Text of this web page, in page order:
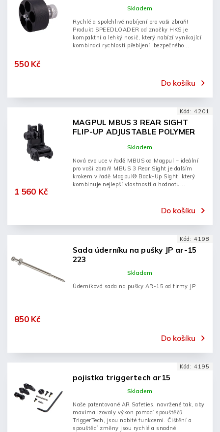
Skladem
550 Kč
Do košíku
Rychlé a spolehlivé nabíjení pro vaši zbraň!
Produkt SPEEDLOADER od značky HKS je
kompaktní a lehký nosič, který nabízí vynikající
kombinaci rychlosti přebíjení, bezpečného...
MAGPUL MBUS 3 REAR SIGHT
FLIP-UP ADJUSTABLE POLYMER
Skladem
1 560 Kč
Do košíku
Nová evoluce v řadě MBUS od Magpul – ideální
pro vaši zbraň! MBUS 3 Rear Sight je dalším
krokem v řadě Magpul® Back-Up Sight, který
kombinuje nejlepší vlastnosti a hodnotu...
Kód: 4201
Sada úderníku na pušky JP ar-15
223
Skladem
850 Kč
Do košíku
Úderníková sada na pušky AR-15 od firmy JP
Kód: 4198
pojistka triggertech ar15
Skladem
Naše patentované AR Safeties, navržené tak, aby
maximalizovaly výkon pomocí spouštěčů
TriggerTech, jsou nabité funkcemi. Čištění a
spouštěcí změny jsou rychlé a snadné
Kód: 4195